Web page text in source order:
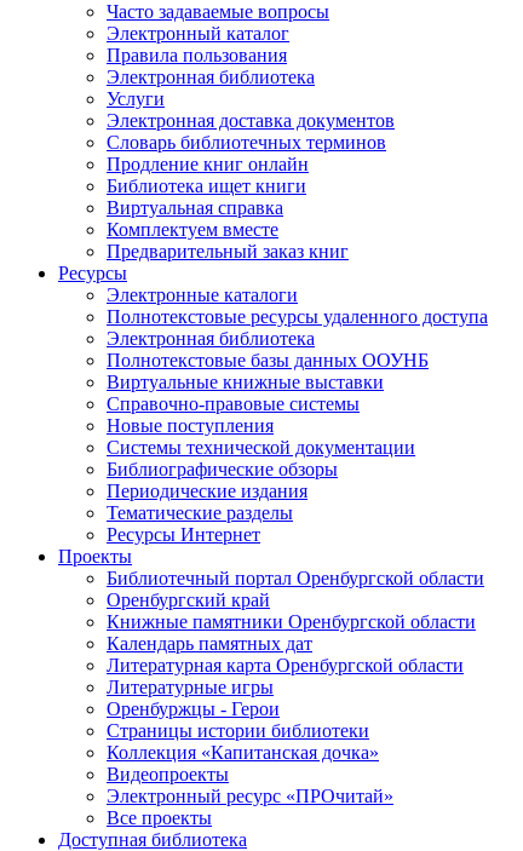
Часто задаваемые вопросы
Электронный каталог
Правила пользования
Электронная библиотека
Услуги
Электронная доставка документов
Словарь библиотечных терминов
Продление книг онлайн
Библиотека ищет книги
Виртуальная справка
Комплектуем вместе
Предварительный заказ книг
Ресурсы
Электронные каталоги
Полнотекстовые ресурсы удаленного доступа
Электронная библиотека
Полнотекстовые базы данных ООУНБ
Виртуальные книжные выставки
Справочно-правовые системы
Новые поступления
Cистемы технической документации
Библиографические обзоры
Периодические издания
Тематические разделы
Ресурсы Интернет
Проекты
Библиотечный портал Оренбургской области
Оренбургский край
Книжные памятники Оренбургской области
Календарь памятных дат
Литературная карта Оренбургской области
Литературные игры
Оренбуржцы - Герои
Страницы истории библиотеки
Коллекция «Капитанская дочка»
Видеопроекты
Электронный ресурс «ПРОчитай»
Все проекты
Доступная библиотека